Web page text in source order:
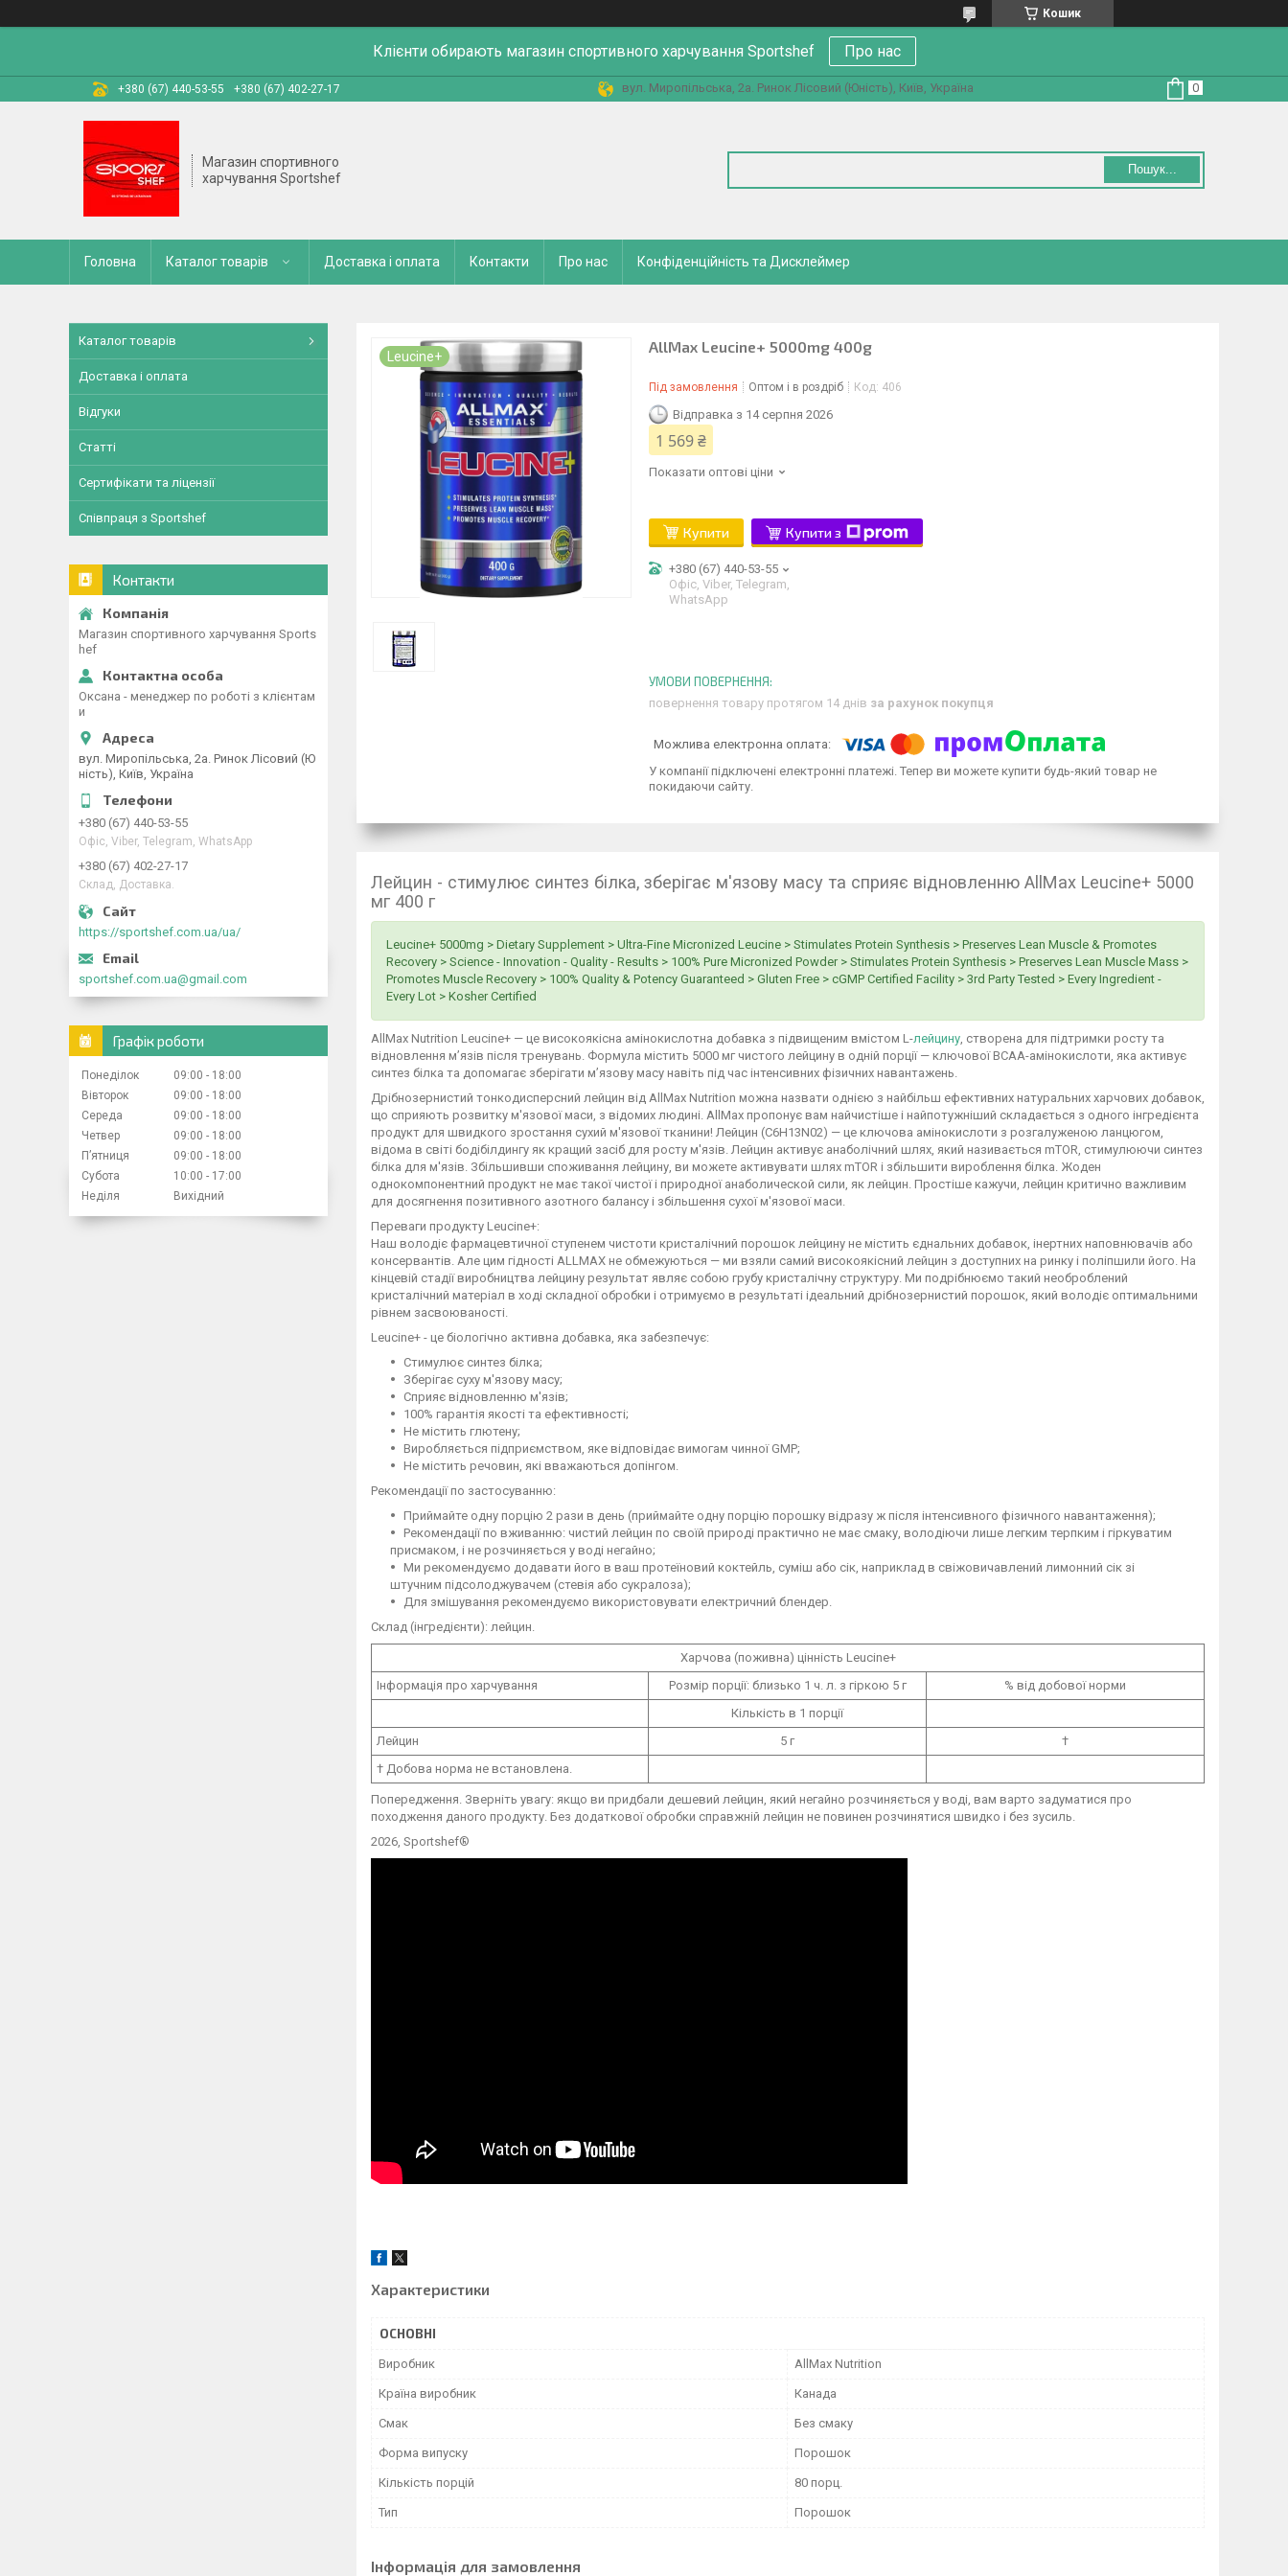
Кошик
Клієнти обирають магазин спортивного харчування Sportshef Про нас
+380 (67) 440-53-55 +380 (67) 402-27-17 вул. Миропільська, 2а. Ринок Лісовий (Юність), Київ, Україна
Магазин спортивного
харчування Sportshef
Пошук...
Головна Каталог товарів Доставка і оплата Контакти Про нас Конфіденційність та Дисклеймер
Leucine+
AllMax Leucine+ 5000mg 400g
Під замовлення Оптом і в роздріб Код: 406
Відправка з 14 серпня 2026
1 569 ₴
Показати оптові ціни
Купити Купити з
+380 (67) 440-53-55
Офіс, Viber, Telegram,
WhatsApp
повернення товару протягом 14 днів за рахунок покупця
У компанії підключені електронні платежі. Тепер ви можете купити будь-який товар не
покидаючи сайту.
Лейцин - стимулює синтез білка, зберігає м'язову масу та сприяє відновленню AllMax Leucine+ 5000
мг 400 г
Leucine+ 5000mg > Dietary Supplement > Ultra-Fine Micronized Leucine > Stimulates Protein Synthesis > Preserves Lean Muscle & Promotes
Recovery > Science - Innovation - Quality - Results > 100% Pure Micronized Powder > Stimulates Protein Synthesis > Preserves Lean Muscle Mass >
Promotes Muscle Recovery > 100% Quality & Potency Guaranteed > Gluten Free > cGMP Certified Facility > 3rd Party Tested > Every Ingredient -
Every Lot > Kosher Certified
AllMax Nutrition Leucine+ — це високоякісна амінокислотна добавка з підвищеним вмістом L-лейцину , створена для підтримки росту та
відновлення м’язів після тренувань. Формула містить 5000 мг чистого лейцину в одній порції — ключової BCAA-амінокислоти, яка активує
синтез білка та допомагає зберігати м’язову масу навіть під час інтенсивних фізичних навантажень.
Дрібнозернистий тонкодисперсний лейцин від AllMax Nutrition можна назвати однією з найбільш ефективних натуральних харчових добавок,
що сприяють розвитку м'язової маси, з відомих людині. AllMax пропонує вам найчистіше і найпотужніший складається з одного інгредієнта
продукт для швидкого зростання сухий м'язової тканини! Лейцин (C6H13N02) — це ключова амінокислоти з розгалуженою ланцюгом,
відома в світі бодібілдингу як кращий засіб для росту м'язів. Лейцин активує анаболічний шлях, який називається mTOR, стимулюючи синтез
білка для м'язів. Збільшивши споживання лейцину, ви можете активувати шлях mTOR і збільшити вироблення білка. Жоден
однокомпонентний продукт не має такої чистої і природної анаболической сили, як лейцин. Простіше кажучи, лейцин критично важливим
для досягнення позитивного азотного балансу і збільшення сухої м'язової маси.
Переваги продукту Leucine+:
Наш володіє фармацевтичної ступенем чистоти кристалічний порошок лейцину не містить єднальних добавок, інертних наповнювачів або
консервантів. Але цим гідності ALLMAX не обмежуються — ми взяли самий високоякісний лейцин з доступних на ринку і поліпшили його. На
кінцевій стадії виробництва лейцину результат являє собою грубу кристалічну структуру. Ми подрібнюємо такий необроблений
кристалічний матеріал в ході складної обробки і отримуємо в результаті ідеальний дрібнозернистий порошок, який володіє оптимальними
рівнем засвоюваності.
Leucine+ - це біологічно активна добавка, яка забезпечує:
Стимулює синтез білка;
Зберігає суху м'язову масу;
Сприяє відновленню м'язів;
100% гарантія якості та ефективності;
Не містить глютену;
Виробляється підприємством, яке відповідає вимогам чинної GMP;
Не містить речовин, які вважаються допінгом.
Рекомендації по застосуванню:
Приймайте одну порцію 2 рази в день (приймайте одну порцію порошку відразу ж після інтенсивного фізичного навантаження);
Рекомендації по вживанню: чистий лейцин по своїй природі практично не має смаку, володіючи лише легким терпким і гіркуватим
присмаком, і не розчиняється у воді негайно;
Ми рекомендуємо додавати його в ваш протеїновий коктейль, суміш або сік, наприклад в свіжовичавлений лимонний сік зі
штучним підсолоджувачем (стевія або сукралоза);
Для змішування рекомендуємо використовувати електричний блендер.
Склад (інгредієнти): лейцин.
Харчова (поживна) цінність Leucine+
Інформація про харчування
Розмір порції: близько 1 ч. л. з гіркою 5 г
% від добової норми
Кількість в 1 порції
Лейцин
5 г
†
† Добова норма не встановлена.
Попередження. Зверніть увагу: якщо ви придбали дешевий лейцин, який негайно розчиняється у воді, вам варто задуматися про
походження даного продукту. Без додаткової обробки справжній лейцин не повинен розчинятися швидко і без зусиль.
2026, Sportshef®
Характеристики
ОСНОВНІ
Виробник AllMax Nutrition
Країна виробник Канада
Смак Без смаку
Форма випуску Порошок
Кількість порцій 80 порц.
Тип Порошок
Інформація для замовлення
Каталог товарів
Доставка і оплата
Відгуки
Статті
Сертифікати та ліцензії
Співпраця з Sportshef
Контакти
Магазин спортивного харчування Sports
hef
Оксана - менеджер по роботі з клієнтам
и
вул. Миропільська, 2а. Ринок Лісовий (Ю
ність), Київ, Україна
+380 (67) 440-53-55
Офіс, Viber, Telegram, WhatsApp
+380 (67) 402-27-17
Склад, Доставка.
https://sportshef.com.ua/ua/
sportshef.com.ua@gmail.com
Графік роботи
Понеділок 09:00
18:00
Вівторок
09:00
18:00
Середа
09:00
18:00
Четвер
09:00
18:00
Пʼятниця
09:00
18:00
Субота
10:00
17:00
Неділя
Вихідний